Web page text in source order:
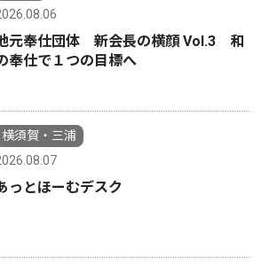
元奉仕団体 新会長の横顔 Vol.3 和
奉仕で１つの目標へ
横須賀・三浦
っとほーむデスク